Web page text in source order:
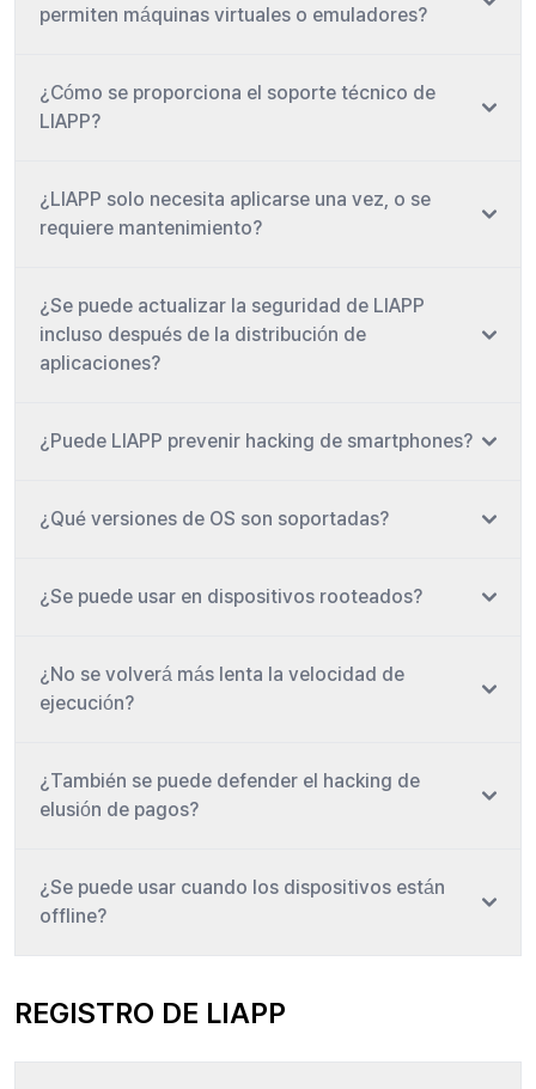
permiten máquinas virtuales o emuladores?
¿Cómo se proporciona el soporte técnico de
LIAPP?
¿LIAPP solo necesita aplicarse una vez, o se
requiere mantenimiento?
¿Se puede actualizar la seguridad de LIAPP
incluso después de la distribución de
aplicaciones?
¿Puede LIAPP prevenir hacking de smartphones?
¿Qué versiones de OS son soportadas?
¿Se puede usar en dispositivos rooteados?
¿No se volverá más lenta la velocidad de
ejecución?
¿También se puede defender el hacking de
elusión de pagos?
¿Se puede usar cuando los dispositivos están
offline?
REGISTRO DE LIAPP